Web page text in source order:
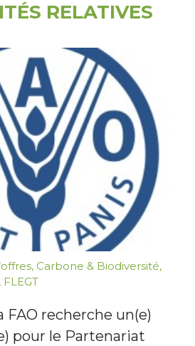
RELATIVES
, Carbone & Biodiversité,
, FLEGT
FAO recherche un(e)
pour le Partenariat